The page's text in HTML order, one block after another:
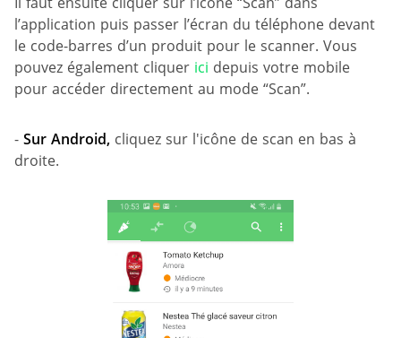
l’application puis passer l’écran du téléphone devant
le code-barres d’un produit pour le scanner. Vous
pouvez également cliquer ici depuis votre mobile
pour accéder directement au mode “Scan”.
- Sur Android, cliquez sur l'icône de scan en bas à
droite.